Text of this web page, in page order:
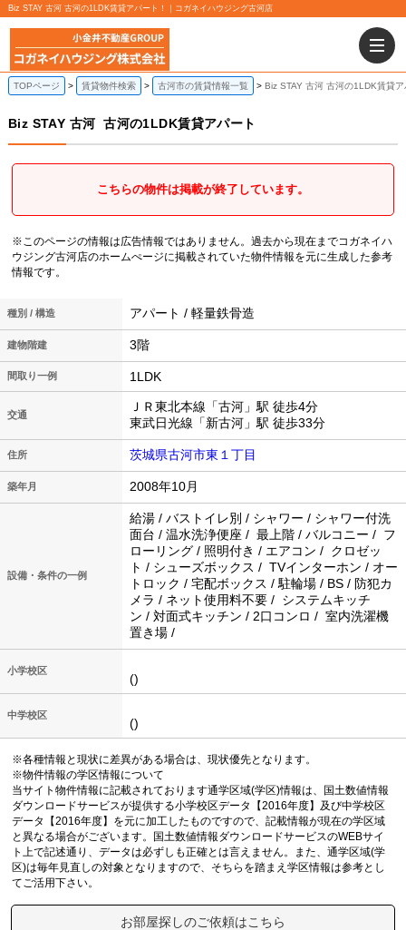
Biz STAY 古河 古河の1LDK賃貸アパート！｜コガネイハウジング古河店
TOPページ 賃貸物件検索 古河市の賃貸情報一覧 Biz STAY 古河 古河の1LDK賃貸ア
Biz STAY 古河 古河の1LDK賃貸アパート
こちらの物件は掲載が終了しています。
※このページの情報は広告情報ではありません。過去から現在までコガネイハ
ウジング古河店のホームぺージに掲載されていた物件情報を元に生成した参考
情報です。
種別 / 構造 アパート / 軽量鉄骨造
建物階建 3階
間取り一例 1LDK
交通
ＪＲ東北本線「古河」駅 徒歩4分
東武日光線「新古河」駅 徒歩33分
住所 茨城県古河市東１丁目
築年月 2008年10月
設備・条件の一例
給湯 / バストイレ別 / シャワー / シャワー付洗
面台 / 温水洗浄便座 / 最上階 / バルコニー / フ
ローリング / 照明付き / エアコン / クロゼッ
ト / シューズボックス / TVインターホン / オー
トロック / 宅配ボックス / 駐輪場 / BS / 防犯カ
メラ / ネット使用料不要 / システムキッチ
ン / 対面式キッチン / 2口コンロ / 室内洗濯機
置き場 /
小学校区
()
中学校区
()
※各種情報と現状に差異がある場合は、現状優先となります。
※物件情報の学区情報について
当サイト物件情報に記載されております通学区域(学区)情報は、国土数値情報
ダウンロードサービスが提供する小学校区データ【2016年度】及び中学校区
データ【2016年度】を元に加工したものですので、記載情報が現在の学区域
と異なる場合がございます。国土数値情報ダウンロードサービスのWEBサイ
ト上で記述通り、データは必ずしも正確とは言えません。また、通学区域(学
区)は毎年見直しの対象となりますので、そちらを踏まえ学区情報は参考とし
てご活用下さい。
お部屋探しのご依頼はこちら